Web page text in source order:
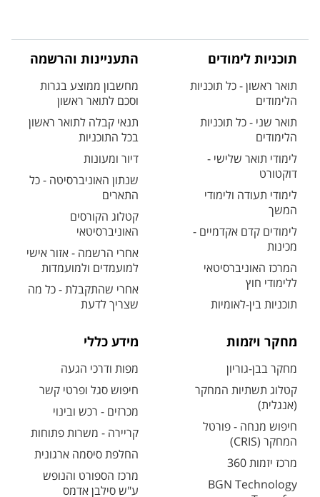
תוכניות לימודים
תואר ראשון - כל תוכניות
הלימודים
תואר שני - כל תוכניות
הלימודים
לימודי תואר שלישי -
דוקטורט
לימודי תעודה ולימודי
המשך
לימודים קדם אקדמיים -
מכינות
המרכז האוניברסיטאי
ללימודי חוץ
תוכניות בין-לאומיות
התעניינות והרשמה
מחשבון ממוצע בגרות
וסכם לתואר ראשון
תנאי קבלה לתואר ראשון
בכל התוכניות
דיור ומעונות
שנתון האוניברסיטה - כל
התארים
קטלוג הקורסים
האוניברסיטאי
אחרי הרשמה - אזור אישי
למועמדים ולמועמדות
אחרי שהתקבלת - כל מה
שצריך לדעת
מחקר ויזמות
מחקר בבן-גוריון
קטלוג תשתיות המחקר
(אנגלית)
חיפוש מנחה - פורטל
המחקר (CRIS)
מרכז יזמות 360
BGN Technology
מידע כללי
מפות ודרכי הגעה
חיפוש סגל ופרטי קשר
מכרזים - רכש ובינוי
קריירה - משרות פתוחות
החלפת סיסמה ארגונית
מרכז הספורט והנופש
ע"ש סילבן אדמס